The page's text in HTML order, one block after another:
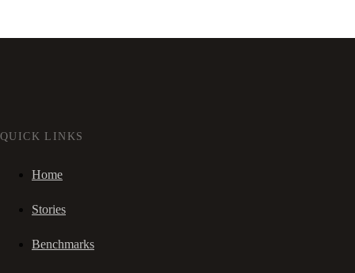
QUICK LINKS
Home
Stories
Benchmarks